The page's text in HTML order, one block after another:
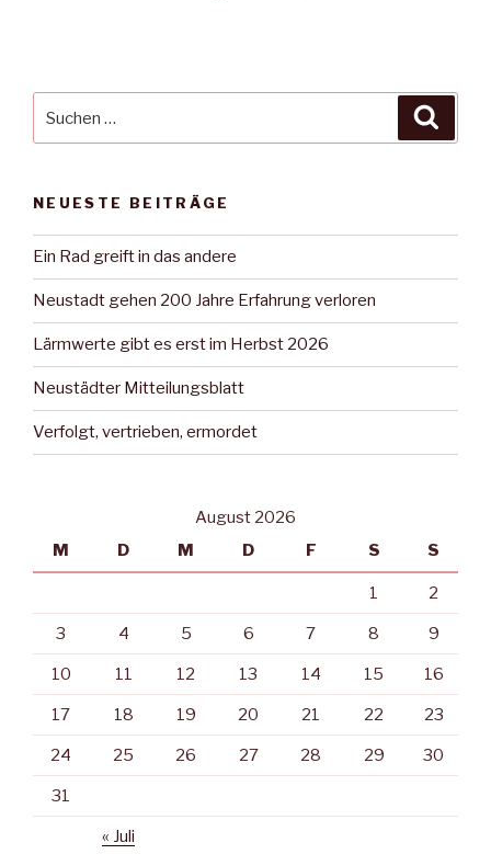
nach:
NEUESTE BEITRÄGE
Ein Rad greift in das andere
Neustadt gehen 200 Jahre Erfahrung verloren
Lärmwerte gibt es erst im Herbst 2026
Neustädter Mitteilungsblatt
Verfolgt, vertrieben, ermordet
August 2026
M
D M D F S S
1 2
3 4 5 6 7 8 9
10 11 12 13 14 15 16
17 18 19 20 21 22 23
24 25 26 27 28 29 30
31
« Juli